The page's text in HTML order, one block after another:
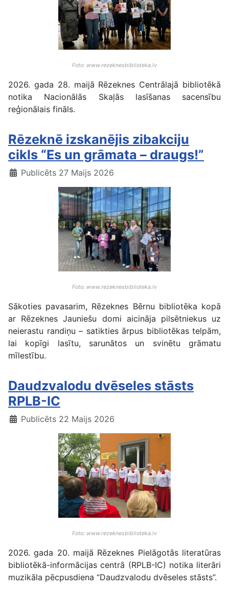
Foto: www.rezeknesbiblioteka.lv
2026. gada 28. maijā Rēzeknes Centrālajā bibliotēkā
notika Nacionālās Skaļās lasīšanas sacensību
reģionālais fināls.
Rēzeknē izskanējis zibakciju
cikls “Es un grāmata – draugs!”
Publicēts 27 Maijs 2026
Foto: www.rezeknesbiblioteka.lv
Sākoties pavasarim, Rēzeknes Bērnu bibliotēka kopā
ar Rēzeknes Jauniešu domi aicināja pilsētniekus uz
neierastu randiņu – satikties ārpus bibliotēkas telpām,
lai kopīgi lasītu, sarunātos un svinētu grāmatu
mīlestību.
Daudzvalodu dvēseles stāsts
RPLB-IC
Publicēts 22 Maijs 2026
Foto: www.rezeknesbiblioteka.lv
2026. gada 20. maijā Rēzeknes Pielāgotās literatūras
bibliotēkā-informācijas centrā (RPLB-IC) notika literāri
muzikāla pēcpusdiena “Daudzvalodu dvēseles stāsts”.